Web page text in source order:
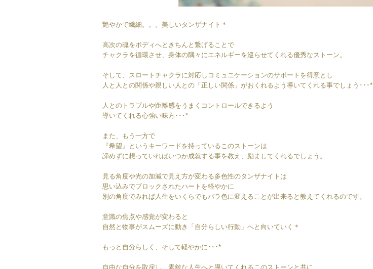
艶やかで繊細。。。美しいタンザナイト＊
高次の魂をボディへときちんと繋げることで
チャクラを循環させ、身体の隅々にエネルギーを巡らせてくれる優秀なストーン。
そして、スロートチャクラに対応しコミュニケーションのサポートを得意とし
人と人との関係や親しい人との「正しい関係」がおくれるよう導いてくれる事でしょう･･･*
人とのトラブルや距離感をうまくコントロールできるよう
導いてくれる心強い味方･･･*
また、もう一方で
『希望』というキーワードを持っているこのストーンは
諦めずに想っていればいつか成就する事を教え、励ましてくれるでしょう。
見る角度や光の加減で見え方が変わる多色性のタンザナイトは
思い込みでブロックされたハートを軽やかに
別の角度でみれば人生をいくらでもバラ色に変えることが出来ると教えてくれるのです。
意識の焦点や感覚が変わると
自然と物事がスムーズに動き「自分らしい行動」へと向いていく＊
もっと自分らしく、そして軽やかに･･･*
自由な自分を取戻し、素敵な人生へと導いてくれるこのストーンと共に